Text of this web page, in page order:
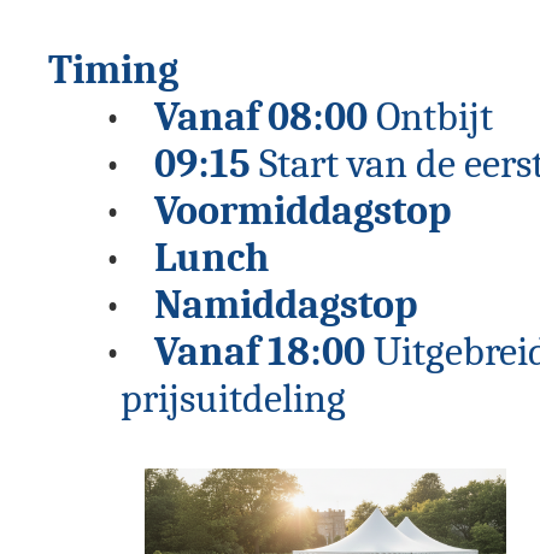
Timing
Vanaf 08:00Ontbijt
09:15 Start van de
Voormiddagstop
Lunch
Namiddagstop
Vanaf 18:00
prijsuitdeling